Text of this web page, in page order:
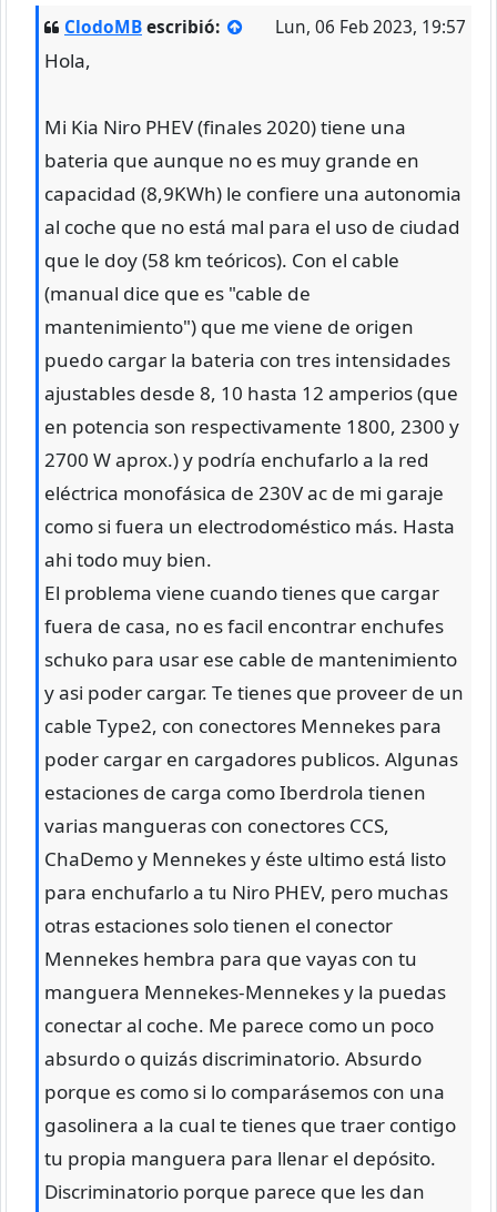
ClodoMBescribió: Lun, 06 Feb 2023, 19:57
Hola,
Mi Kia Niro PHEV (finales 2020) tiene una
bateria que aunque no es muy grande en
capacidad (8,9KWh) le confiere una autonomia
al coche que no está mal para el uso de ciudad
que le doy (58 km teóricos). Con el cable
(manual dice que es "cable de
mantenimiento") que me viene de origen
puedo cargar la bateria con tres intensidades
ajustables desde 8, 10 hasta 12 amperios (que
en potencia son respectivamente 1800, 2300 y
2700 W aprox.) y podría enchufarlo a la red
eléctrica monofásica de 230V ac de mi garaje
como si fuera un electrodoméstico más. Hasta
ahi todo muy bien.
El problema viene cuando tienes que cargar
fuera de casa, no es facil encontrar enchufes
schuko para usar ese cable de mantenimiento
y asi poder cargar. Te tienes que proveer de un
cable Type2, con conectores Mennekes para
poder cargar en cargadores publicos. Algunas
estaciones de carga como Iberdrola tienen
varias mangueras con conectores CCS,
ChaDemo y Mennekes y éste ultimo está listo
para enchufarlo a tu Niro PHEV, pero muchas
otras estaciones solo tienen el conector
Mennekes hembra para que vayas con tu
manguera Mennekes-Mennekes y la puedas
conectar al coche. Me parece como un poco
absurdo o quizás discriminatorio. Absurdo
porque es como si lo comparásemos con una
gasolinera a la cual te tienes que traer contigo
tu propia manguera para llenar el depósito.
Discriminatorio porque parece que les dan